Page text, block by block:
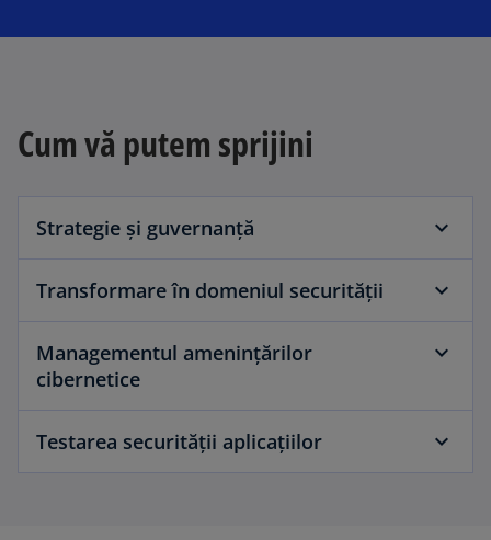
Cum vă putem sprijini
Strategie și guvernanță
Transformare în domeniul securității
Managementul amenințărilor
cibernetice
Testarea securității aplicațiilor